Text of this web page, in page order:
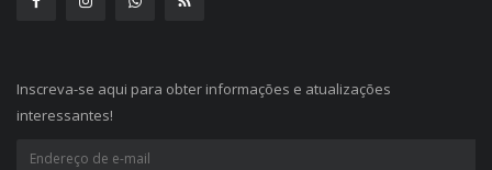
Inscreva-se aqui para obter informações e atualizações
interessantes!